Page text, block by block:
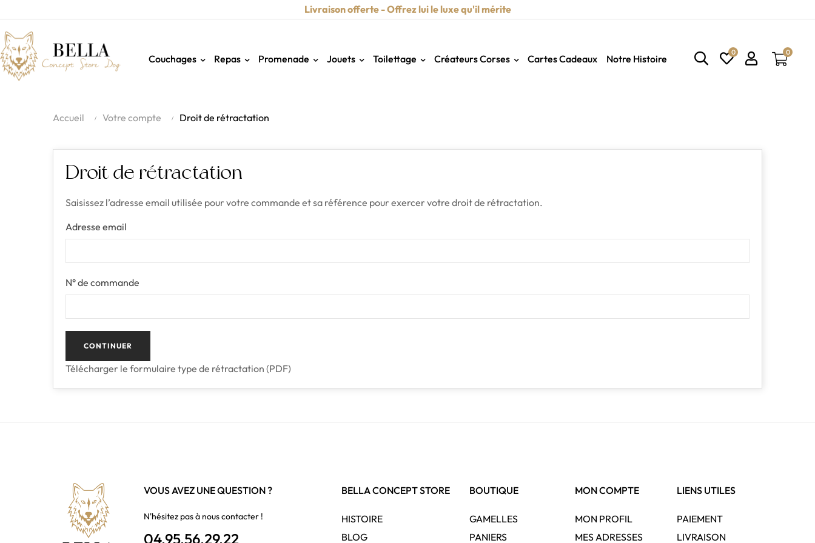
Livraison offerte - Offrez lui le luxe qu'il mérite
Couchages Repas Promenade Jouets Toilettage Créateurs Corses Cartes Cadeaux Notre Histoire
0 0
Accueil Votre compte Droit de rétractation
Droit de rétractation
Saisissez l’adresse email utilisée pour votre commande et sa référence pour exercer votre droit de rétractation.
Adresse email
N° de commande
CONTINUER
Télécharger le formulaire type de rétractation (PDF)
VOUS AVEZ UNE QUESTION ?
N'hésitez pas à nous contacter !
04.95.56.29.22
BELLA CONCEPT STORE
HISTOIRE
BLOG
BOUTIQUE
GAMELLES
PANIERS
MON COMPTE
MON PROFIL
MES ADRESSES
LIENS UTILES
PAIEMENT
LIVRAISON